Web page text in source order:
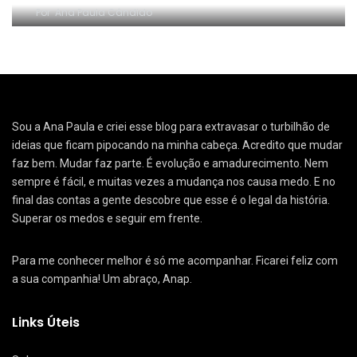
PorAna Paula Cândido
Sou a Ana Paula e criei esse blog para extravasar o turbilhão de
ideias que ficam pipocando na minha cabeça. Acredito que mudar
faz bem. Mudar faz parte. É evolução e amadurecimento. Nem
sempre é fácil, e muitas vezes a mudança nos causa medo. E no
final das contas a gente descobre que esse é o legal da história.
Superar os medos e seguir em frente.
Para me conhecer melhor é só me acompanhar. Ficarei feliz com
a sua companhia! Um abraço, Anap.
Links Úteis